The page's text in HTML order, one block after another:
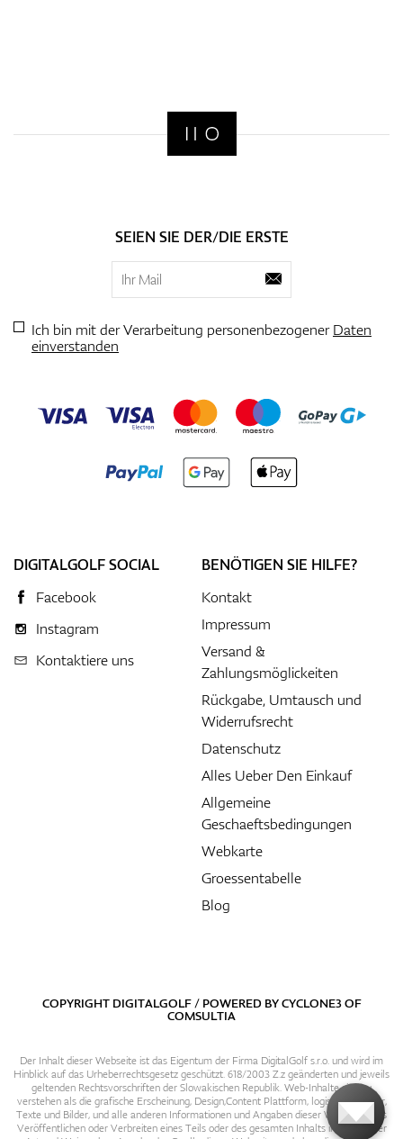
SEIEN SIE DER/DIE ERSTE
Ich bin mit der Verarbeitung personenbezogenerDaten
einverstanden
DIGITALGOLF SOCIAL
Facebook
Instagram
Kontaktiere uns
BENÖTIGEN SIE HILFE?
Kontakt
Impressum
Versand &
Zahlungsmöglickeiten
Rückgabe, Umtausch und
Widerrufsrecht
Datenschutz
Alles Ueber Den Einkauf
Allgemeine
Geschaeftsbedingungen
Webkarte
Groessentabelle
Blog
COPYRIGHT DIGITALGOLF / POWERED BYCYCLONE3OF
COMSULTIA
Der Inhalt dieser Webseite ist das Eigentum der Firma DigitalGolf s.r.o. und wird im
Hinblick auf das Urheberrechtsgesetz geschützt. 618/2003 Z.z geänderten und jeweils
geltenden Rechtsvorschriften der Slowakischen Republik. Web-Inhalte sind zu
verstehen als die grafische Erscheinung, Design,Content Plattform, logische Struktur,
Texte und Bilder, und alle anderen Informationen und Angaben dieser Webseite. Das
Veröffentlichen oder Verbreiten eines Teils oder des gesamten Inhalts in irgendeiner